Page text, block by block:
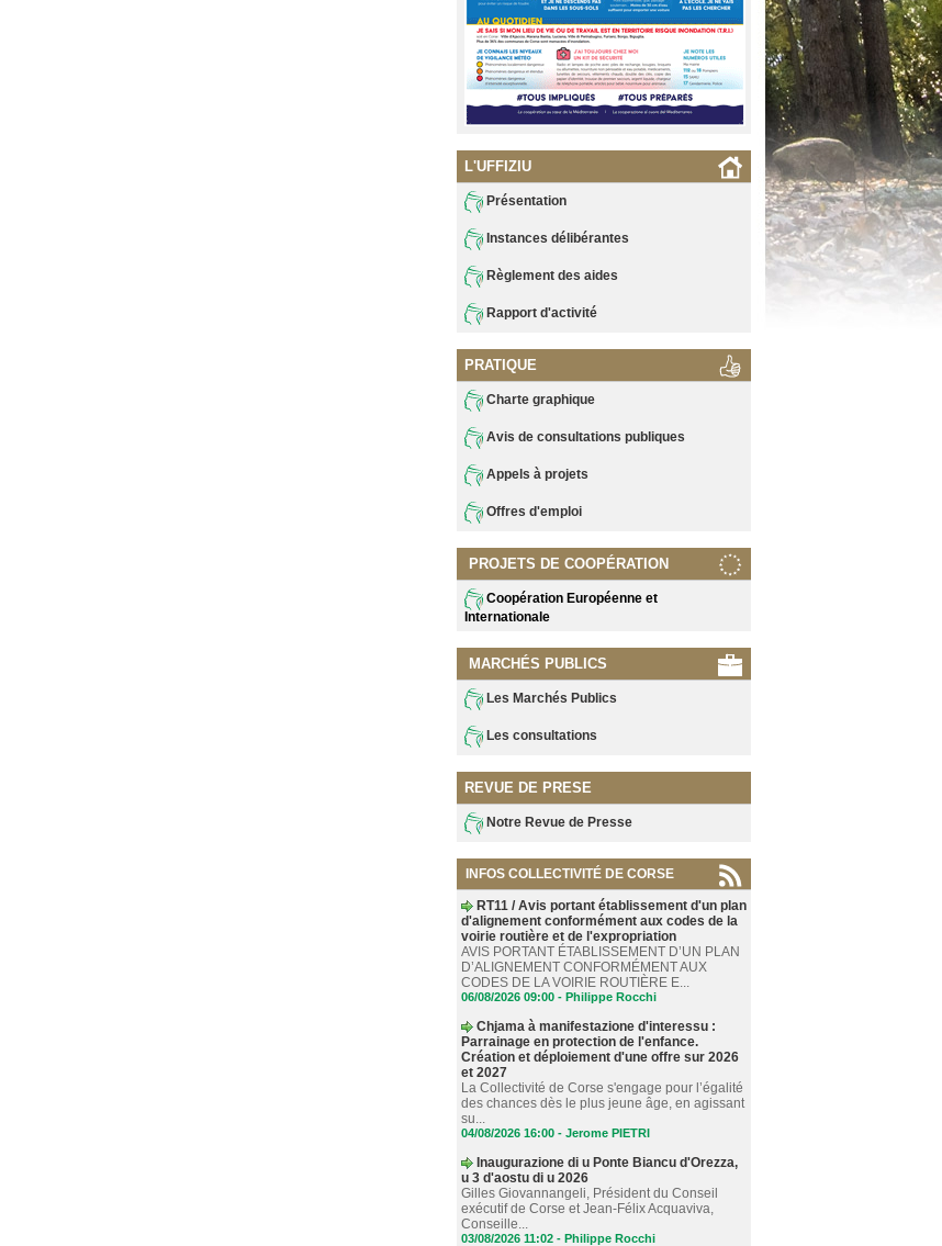
L'UFFIZIU
Présentation
Instances délibérantes
Règlement des aides
Rapport d'activité
PRATIQUE
Charte graphique
Avis de consultations publiques
Appels à projets
Offres d'emploi
PROJETS DE COOPÉRATION
Coopération Européenne et
Internationale
MARCHÉS PUBLICS
Les Marchés Publics
Les consultations
REVUE DE PRESE
Notre Revue de Presse
INFOS COLLECTIVITÉ DE CORSE
RT11 / Avis portant établissement d'un plan
d'alignement conformément aux codes de la
voirie routière et de l'expropriation
AVIS PORTANT ÉTABLISSEMENT D’UN PLAN
D’ALIGNEMENT CONFORMÉMENT AUX
CODES DE LA VOIRIE ROUTIÈRE E...
06/08/2026 09:00 - Philippe Rocchi
Chjama à manifestazione d'interessu :
Parrainage en protection de l'enfance.
Création et déploiement d'une offre sur 2026
et 2027
La Collectivité de Corse s'engage pour l’égalité
des chances dès le plus jeune âge, en agissant
su...
04/08/2026 16:00 - Jerome PIETRI
Inaugurazione di u Ponte Biancu d'Orezza,
u 3 d'aostu di u 2026
Gilles Giovannangeli, Président du Conseil
exécutif de Corse et Jean-Félix Acquaviva,
Conseille...
03/08/2026 11:02 - Philippe Rocchi